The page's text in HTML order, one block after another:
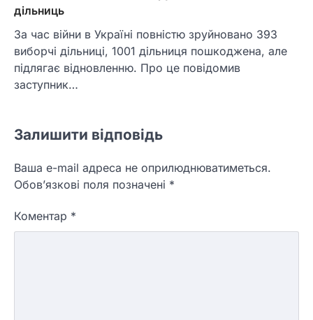
дільниць
За час війни в Україні повністю зруйновано 393
виборчі дільниці, 1001 дільниця пошкоджена, але
підлягає відновленню. Про це повідомив
заступник…
Залишити відповідь
Ваша e-mail адреса не оприлюднюватиметься.
Обов’язкові поля позначені *
Коментар *